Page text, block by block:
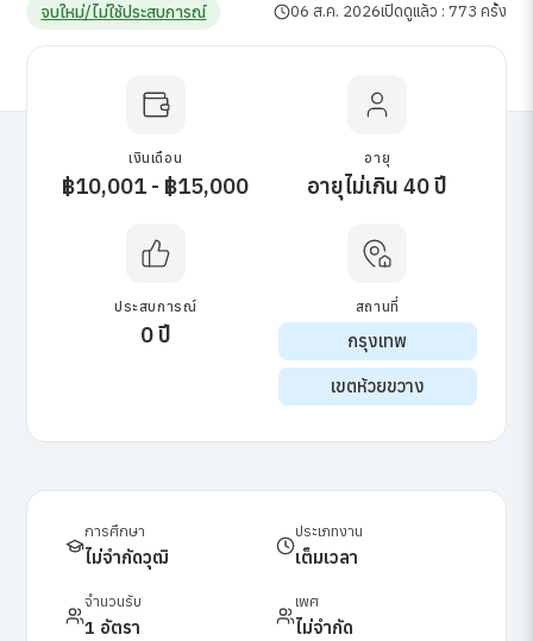
จบใหม่/ไม่ใช้ประสบการณ์ 06 ส.ค. 2026เปิดดูแล้ว : 773 ครั้ง
เงินเดือน
฿10,001 - ฿15,000
อายุ
อายุไม่เกิน 40 ปี
ประสบการณ์
0 ปี
สถานที่
กรุงเทพ
เขตห้วยขวาง
การศึกษา
ไม่จำกัดวุฒิ
ประเภทงาน
เต็มเวลา
จำนวนรับ
1 อัตรา
เพศ
ไม่จำกัด